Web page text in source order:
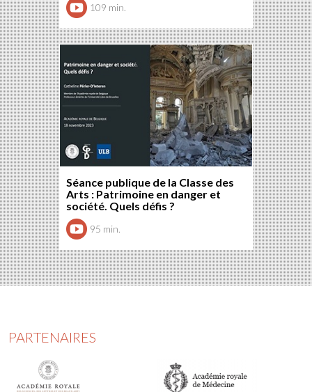
109 min.
Séance publique de la Classe des
Arts : Patrimoine en danger et
société. Quels défis ?
95 min.
PARTENAIRES